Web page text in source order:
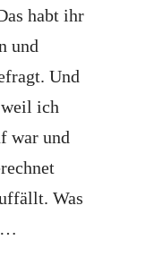
habt ihr
und
Und
ich
war und
Was